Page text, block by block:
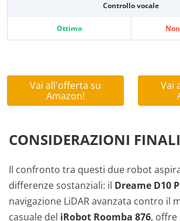
Controllo vocale
Ottimo
Vai all'offerta su
Amazon!
Vai
CONSIDERAZIONI FINALI
Il confronto tra questi due robot
differenze sostanziali: il Dreame D10
navigazione LiDAR avanzata contro il
casuale del iRobot Roomba 876, offre